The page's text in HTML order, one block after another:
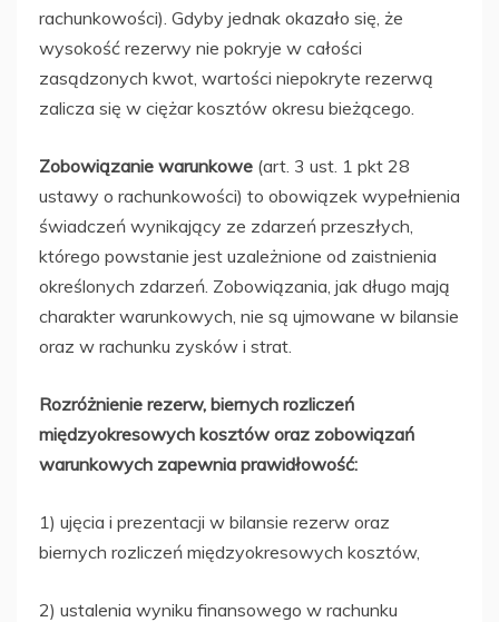
rachunkowości). Gdyby jednak okazało się, że
wysokość rezerwy nie pokryje w całości
zasądzonych kwot, wartości niepokryte rezerwą
zalicza się w ciężar kosztów okresu bieżącego.
Zobowiązanie warunkowe (art. 3 ust. 1 pkt 28
ustawy o rachunkowości) to obowiązek wypełnienia
świadczeń wynikający ze zdarzeń przeszłych,
którego powstanie jest uzależnione od zaistnienia
określonych zdarzeń. Zobowiązania, jak długo mają
charakter warunkowych, nie są ujmowane w bilansie
oraz w rachunku zysków i strat.
Rozróżnienie rezerw, biernych rozliczeń
międzyokresowych kosztów oraz zobowiązań
warunkowych zapewnia prawidłowość:
1) ujęcia i prezentacji w bilansie rezerw oraz
biernych rozliczeń międzyokresowych kosztów,
2) ustalenia wyniku finansowego w rachunku